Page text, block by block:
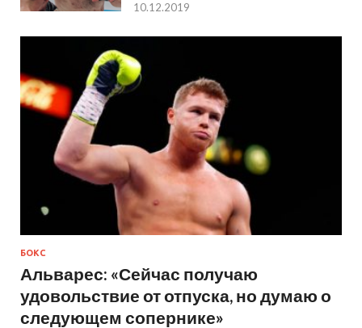
10.12.2019
БОКС
Альварес: «Сейчас получаю
удовольствие от отпуска, но думаю о
следующем сопернике»